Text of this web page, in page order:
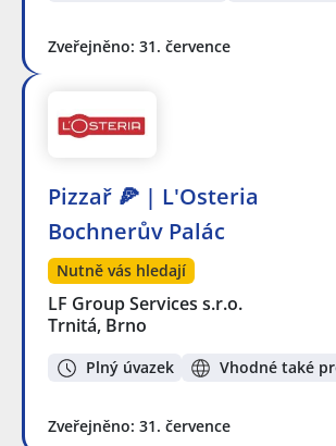
Zveřejněno: 31. července
Pizzař 🍕 | L'Osteria
Bochnerův Palác
Nutně vás hledají
LF Group Services s.r.o.
Trnitá, Brno
Plný úvazek Vhodné také
Zveřejněno: 31. července